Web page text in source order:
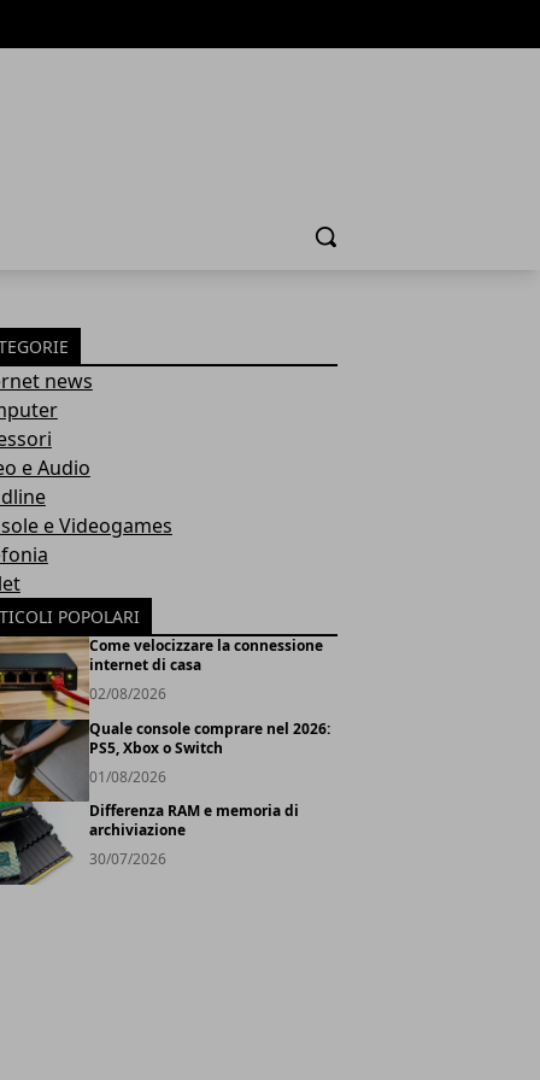
Cerca
news
e Audio
e Videogames
POPOLARI
Come velocizzare la connessione
internet di casa
02/08/2026
Quale console comprare nel 2026:
PS5, Xbox o Switch
01/08/2026
Differenza RAM e memoria di
archiviazione
30/07/2026